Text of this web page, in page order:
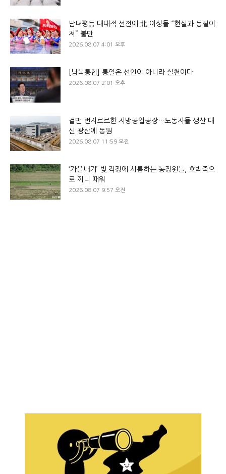
남녀평등 대대적 선전에 北 여성들 “현실과 동떨어
져” 불만
2026.08.07 4:01 오후
[남북통합] 통일은 선언이 아니라 실천이다
2026.08.07 2:01 오후
겉만 번지르르한 지방공업공장…노동자들 생산 대
신 광산에 동원
2026.08.07 11:59 오전
‘가을내기’ 빚 걱정에 시름하는 농장원들, 호박죽으
로 끼니 때워
2026.08.07 9:57 오전